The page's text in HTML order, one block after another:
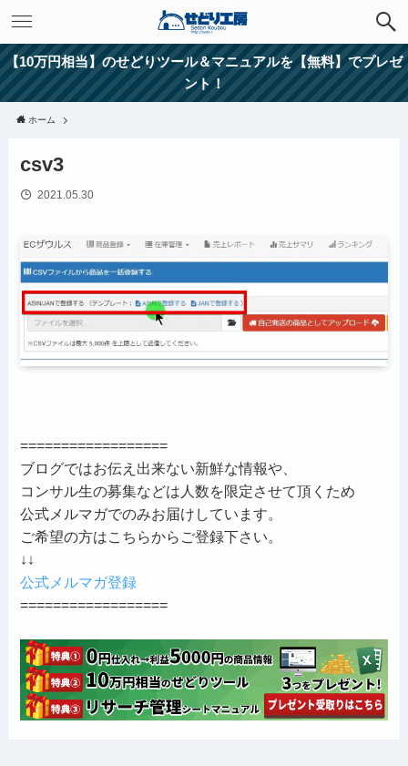
【10万円相当】のせどりツール＆マニュアルを【無料】でプレゼ
ント！
ホーム
csv3
2021.05.30
==================
ブログではお伝え出来ない新鮮な情報や、
コンサル生の募集などは人数を限定させて頂くため
公式メルマガでのみお届けしています。
ご希望の方はこちらからご登録下さい。
↓↓
公式メルマガ登録
==================